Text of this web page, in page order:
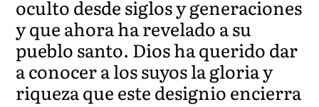
oculto desde siglos y generaciones
y que ahora ha revelado a su
pueblo santo. Dios ha querido dar
a conocer a los suyos la gloria y
riqueza que este designio encierra